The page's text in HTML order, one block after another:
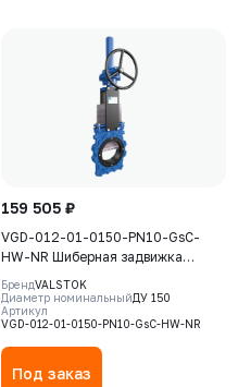
159 505 ₽
VGD-012-01-0150-PN10-GsC-
HW-NR Шиберная задвижка
Valstok, серия VGD, DN0150, PN10,
штурвал, выдвижной шток, корпус
GJS-500-7 (GGG50), нож AISI304,
Rubber
БрендVALSTOK
Диаметр номинальныйДУ 150
Артикул
VGD-012-01-0150-PN10-GsC-HW-NR
Под заказ